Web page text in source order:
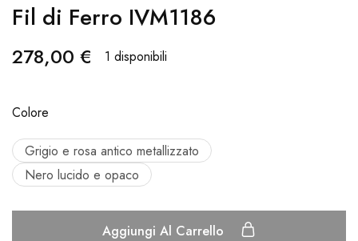
Fil di Ferro IVM1186
278,00 € 1 disponibili
Colore
Grigio e rosa antico metallizzato
Nero lucido e opaco
Aggiungi Al Carrello